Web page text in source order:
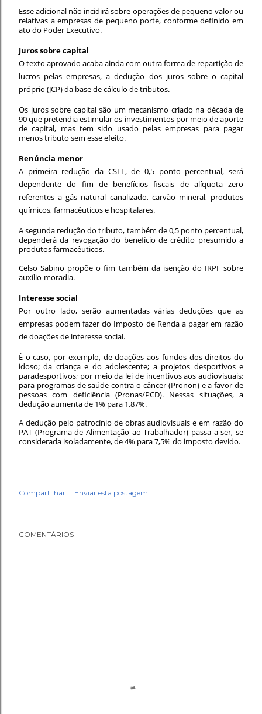
Esse adicional não incidirá sobre operações de pequeno valor ou
relativas a empresas de pequeno porte, conforme definido em
ato do Poder Executivo.
Juros sobre capital
O texto aprovado acaba ainda com outra forma de repartição de
lucros pelas empresas, a dedução dos juros sobre o capital
próprio (JCP) da base de cálculo de tributos.
Os juros sobre capital são um mecanismo criado na década de
90 que pretendia estimular os investimentos por meio de aporte
de capital, mas tem sido usado pelas empresas para pagar
menos tributo sem esse efeito.
Renúncia menor
A primeira redução da CSLL, de 0,5 ponto percentual, será
dependente do fim de benefícios fiscais de alíquota zero
referentes a gás natural canalizado, carvão mineral, produtos
químicos, farmacêuticos e hospitalares.
A segunda redução do tributo, também de 0,5 ponto percentual,
dependerá da revogação do benefício de crédito presumido a
produtos farmacêuticos.
Celso Sabino propõe o fim também da isenção do IRPF sobre
auxílio-moradia.
Interesse social
Por outro lado, serão aumentadas várias deduções que as
empresas podem fazer do Imposto de Renda a pagar em razão
de doações de interesse social.
É o caso, por exemplo, de doações aos fundos dos direitos do
idoso; da criança e do adolescente; a projetos desportivos e
paradesportivos; por meio da lei de incentivos aos audiovisuais;
para programas de saúde contra o câncer (Pronon) e a favor de
pessoas com deficiência (Pronas/PCD). Nessas situações, a
dedução aumenta de 1% para 1,87%.
A dedução pelo patrocínio de obras audiovisuais e em razão do
PAT (Programa de Alimentação ao Trabalhador) passa a ser, se
considerada isoladamente, de 4% para 7,5% do imposto devido.
Compartilhar Enviar esta postagem
COMENTÁRIOS